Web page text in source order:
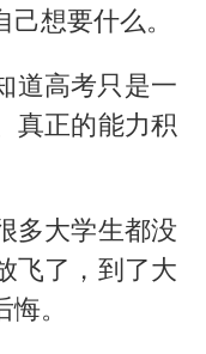
想要什么。
道高考只是一
真正的能力积
多大学生都没
飞了，到了大
。